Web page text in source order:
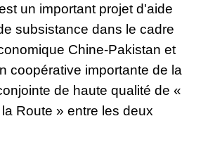
un important projet d'aide
subsistance dans le cadre
Chine-Pakistan et
coopérative importante de la
de haute qualité de «
Route » entre les deux